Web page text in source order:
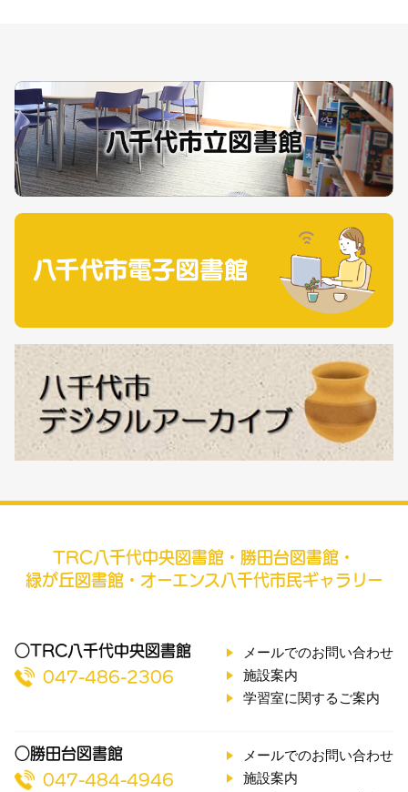
TRC八千代中央図書館・勝田台図書館・
緑が丘図書館・オーエンス八千代市民ギャラリー
○TRC八千代中央図書館
047-486-2306
メールでのお問い合わせ
施設案内
学習室に関するご案内
○勝田台図書館
047-484-4946
メールでのお問い合わせ
施設案内